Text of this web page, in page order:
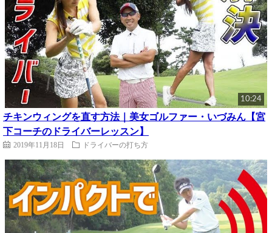
10:24
チキンウィングを直す方法｜美女ゴルファー・いづみん【宮
下コーチのドライバーレッスン】
2019年11月18日 ドライバーの打ち方